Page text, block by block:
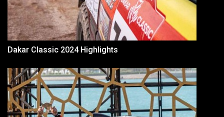
Dakar Classic 2024 Highlights